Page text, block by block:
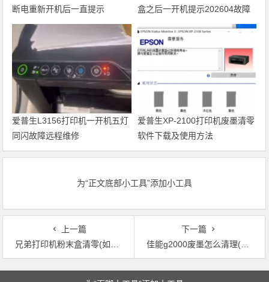
断电重新开机后一直提示
Recovery Mode故障
盒之后一开机提示202604故障
爱普生L3156打印机一开机五灯
同闪故障远程维修
爱普生XP-2100打印机废墨清零
软件下载及使用方法
为“正文底部小工具”添加小工具
上一篇
兄弟打印机粉末盒清零(如何清零兄弟打印机粉盒？)
下一篇
佳能g2000废墨怎么清理(佳能G2000打印机废墨清洁方法详解)
文章导航